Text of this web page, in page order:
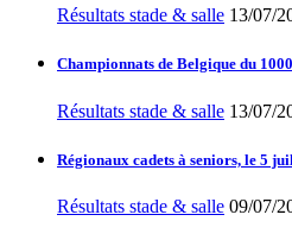
Résultats stade & salle 13/07/
Championnats de Belgique du
Résultats stade & salle 13/07/
Régionaux cadets à seniors, le 5
Résultats stade & salle 09/07/